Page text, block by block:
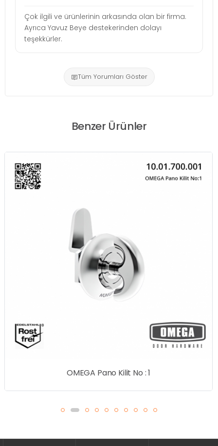
Çok ilgili ve ürünlerinin arkasında olan bir firma.
Ayrıca Yavuz Beye destekerinden dolayı
teşekkürler.
Tüm Yorumları Göster
Benzer Ürünler
OMEGA Pano Kilit No : 1